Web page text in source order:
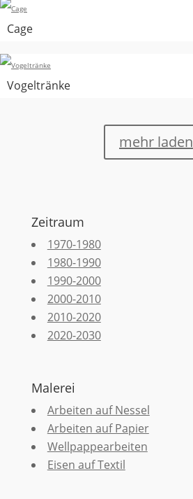
Cage
Vogeltränke
mehr laden
Zeitraum
1970-1980
1980-1990
1990-2000
2000-2010
2010-2020
2020-2030
Malerei
Arbeiten auf Nessel
Arbeiten auf Papier
Wellpappearbeiten
Eisen auf Textil